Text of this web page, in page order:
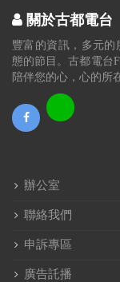
關於古都電台
豐富的資訊，多元
態的節目。古都電台
陪伴您的心，心的所
辦公室
聯絡我們
申訴專區
廣告託播